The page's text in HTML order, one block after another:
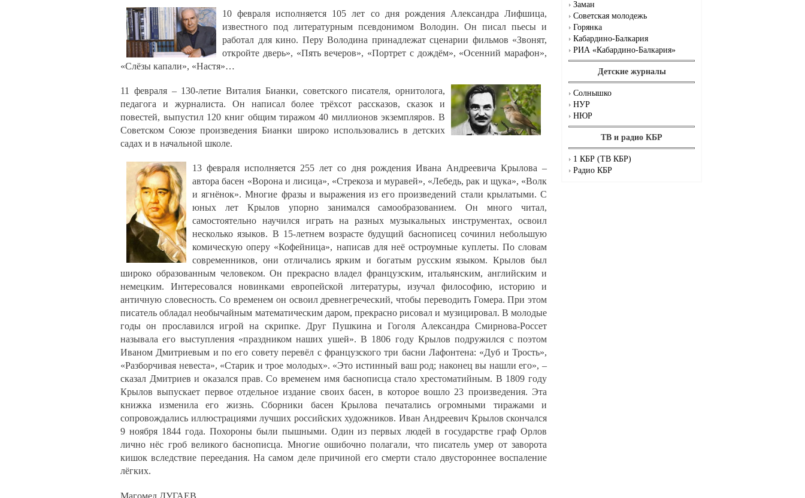
Заман
Советская молодежь
Горянка
Кабардино-Балкария
РИА «Кабардино-Балкария»
Детские журналы
Солнышко
НУР
НЮР
ТВ и радио КБР
1 КБР (ТВ КБР)
Радио КБР
10 февраля исполняется 105 лет со дня рождения Александра Лифшица,
известного под литературным псевдонимом Володин. Он писал пьесы и
работал для кино. Перу Володина принадлежат сценарии фильмов «Звонят,
откройте дверь», «Пять вечеров», «Портрет с дождём», «Осенний марафон»,
«Слёзы капали», «Настя»…
11 февраля – 130-летие Виталия Бианки, советского писателя, орнитолога,
педагога и журналиста. Он написал более трёхсот рассказов, сказок и
повестей, выпустил 120 книг общим тиражом 40 миллионов экземпляров. В
Советском Союзе произведения Бианки широко использовались в детских
садах и в начальной школе.
13 февраля исполняется 255 лет со дня рождения Ивана Андреевича Крылова –
автора басен «Ворона и лисица», «Стрекоза и муравей», «Лебедь, рак и щука», «Волк
и ягнёнок». Многие фразы и выражения из его произведений стали крылатыми. С
юных лет Крылов упорно занимался самообразованием. Он много читал,
самостоятельно научился играть на разных музыкальных инструментах, освоил
несколько языков. В 15-летнем возрасте будущий баснописец сочинил небольшую
комическую оперу «Кофейница», написав для неё остроумные куплеты. По словам
современников, они отличались ярким и богатым русским языком. Крылов был
широко образованным человеком. Он прекрасно владел французским, итальянским, английским и
немецким. Интересовался новинками европейской литературы, изучал философию, историю и
античную словесность. Со временем он освоил древнегреческий, чтобы переводить Гомера. При этом
писатель обладал необычайным математическим даром, прекрасно рисовал и музицировал. В молодые
годы он прославился игрой на скрипке. Друг Пушкина и Гоголя Александра Смирнова-Россет
называла его выступления «праздником наших ушей». В 1806 году Крылов подружился с поэтом
Иваном Дмитриевым и по его совету перевёл с французского три басни Лафонтена: «Дуб и Трость»,
«Разборчивая невеста», «Старик и трое молодых». «Это истинный ваш род; наконец вы нашли его», –
сказал Дмитриев и оказался прав. Со временем имя баснописца стало хрестоматийным. В 1809 году
Крылов выпускает первое отдельное издание своих басен, в которое вошло 23 произведения. Эта
книжка изменила его жизнь. Сборники басен Крылова печатались огромными тиражами и
сопровождались иллюстрациями лучших российских художников. Иван Андреевич Крылов скончался
9 ноября 1844 года. Похороны были пышными. Один из первых людей в государстве граф Орлов
лично нёс гроб великого баснописца. Многие ошибочно полагали, что писатель умер от заворота
кишок вследствие переедания. На самом деле причиной его смерти стало двустороннее воспаление
лёгких.
Магомед ДУГАЕВ